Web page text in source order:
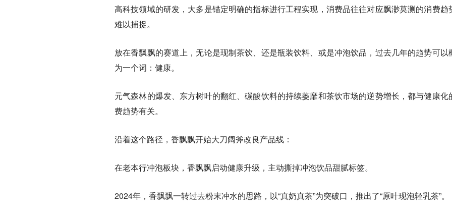
高科技领域的研发，大多是锚定明确的指标进行工程实现，消费品往往对应飘渺莫测的消费趋
难以捕捉。
放在香飘飘的赛道上，无论是现制茶饮、还是瓶装饮料、或是冲泡饮品，过去几年的趋势可以
为一个词： 健康。
元气森林的爆发、东方树叶的翻红、碳酸饮料的持续萎靡和茶饮市场的逆势增长，都与健康化
费趋势有关。
沿着这个路径，香飘飘开始大刀阔斧改良产品线：
在老本行冲泡板块，香飘飘启动健康升级，主动撕掉冲泡饮品甜腻标签。
2024年，香飘飘一转过去粉末冲水的思路，以“真奶真茶”为突破口，推出了“原叶现泡轻乳茶”。